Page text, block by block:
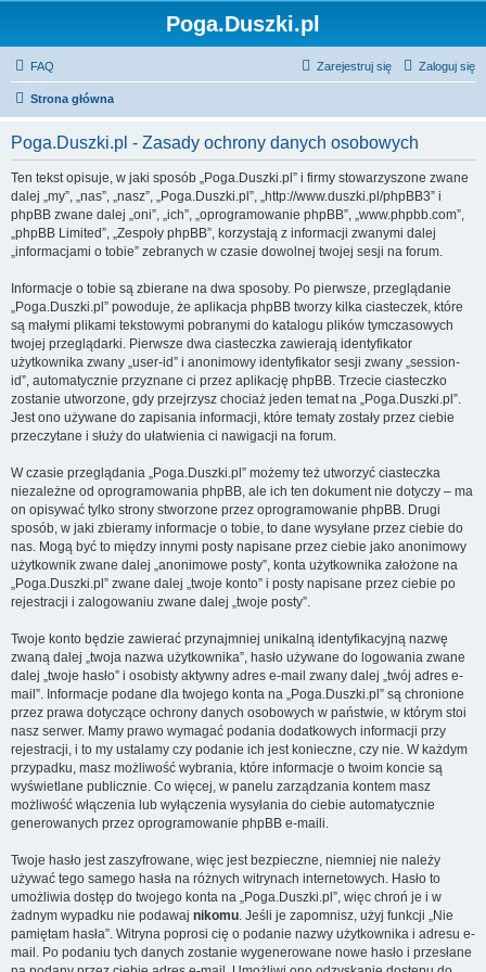
Poga.Duszki.pl
FAQ Zaloguj się
Zarejestruj się
Strona główna
Poga.Duszki.pl - Zasady ochrony danych osobowych
Ten tekst opisuje, w jaki sposób „Poga.Duszki.pl” i firmy stowarzyszone zwane
dalej „my”, „nas”, „nasz”, „Poga.Duszki.pl”, „http://www.duszki.pl/phpBB3” i
phpBB zwane dalej „oni”, „ich”, „oprogramowanie phpBB”, „www.phpbb.com”,
„phpBB Limited”, „Zespoły phpBB”, korzystają z informacji zwanymi dalej
„informacjami o tobie” zebranych w czasie dowolnej twojej sesji na forum.
Informacje o tobie są zbierane na dwa sposoby. Po pierwsze, przeglądanie
„Poga.Duszki.pl” powoduje, że aplikacja phpBB tworzy kilka ciasteczek, które
są małymi plikami tekstowymi pobranymi do katalogu plików tymczasowych
twojej przeglądarki. Pierwsze dwa ciasteczka zawierają identyfikator
użytkownika zwany „user-id” i anonimowy identyfikator sesji zwany „session-
id”, automatycznie przyznane ci przez aplikację phpBB. Trzecie ciasteczko
zostanie utworzone, gdy przejrzysz chociaż jeden temat na „Poga.Duszki.pl”.
Jest ono używane do zapisania informacji, które tematy zostały przez ciebie
przeczytane i służy do ułatwienia ci nawigacji na forum.
W czasie przeglądania „Poga.Duszki.pl” możemy też utworzyć ciasteczka
niezależne od oprogramowania phpBB, ale ich ten dokument nie dotyczy – ma
on opisywać tylko strony stworzone przez oprogramowanie phpBB. Drugi
sposób, w jaki zbieramy informacje o tobie, to dane wysyłane przez ciebie do
nas. Mogą być to między innymi posty napisane przez ciebie jako anonimowy
użytkownik zwane dalej „anonimowe posty”, konta użytkownika założone na
„Poga.Duszki.pl” zwane dalej „twoje konto” i posty napisane przez ciebie po
rejestracji i zalogowaniu zwane dalej „twoje posty”.
Twoje konto będzie zawierać przynajmniej unikalną identyfikacyjną nazwę
zwaną dalej „twoja nazwa użytkownika”, hasło używane do logowania zwane
dalej „twoje hasło” i osobisty aktywny adres e-mail zwany dalej „twój adres e-
mail”. Informacje podane dla twojego konta na „Poga.Duszki.pl” są chronione
przez prawa dotyczące ochrony danych osobowych w państwie, w którym stoi
nasz serwer. Mamy prawo wymagać podania dodatkowych informacji przy
rejestracji, i to my ustalamy czy podanie ich jest konieczne, czy nie. W każdym
przypadku, masz możliwość wybrania, które informacje o twoim koncie są
wyświetlane publicznie. Co więcej, w panelu zarządzania kontem masz
możliwość włączenia lub wyłączenia wysyłania do ciebie automatycznie
generowanych przez oprogramowanie phpBB e-maili.
Twoje hasło jest zaszyfrowane, więc jest bezpieczne, niemniej nie należy
używać tego samego hasła na różnych witrynach internetowych. Hasło to
umożliwia dostęp do twojego konta na „Poga.Duszki.pl”, więc chroń je i w
żadnym wypadku nie podawaj nikomu. Jeśli je zapomnisz, użyj funkcji „Nie
pamiętam hasła”. Witryna poprosi cię o podanie nazwy użytkownika i adresu e-
mail. Po podaniu tych danych zostanie wygenerowane nowe hasło i przesłane